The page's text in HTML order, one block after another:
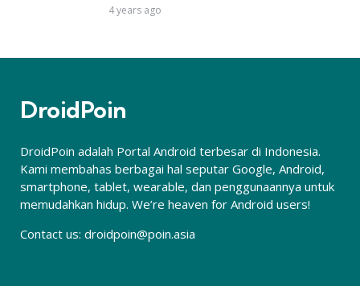
4 years ago
DroidPoin
DroidPoin adalah Portal Android terbesar di Indonesia.
Kami membahas berbagai hal seputar Google, Android,
smartphone, tablet, wearable, dan penggunaannya untuk
memudahkan hidup. We’re heaven for Android users!
Contact us: droidpoin@poin.asia